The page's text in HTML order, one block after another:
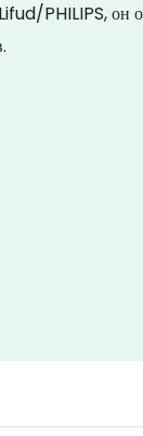
PHILIPS, он